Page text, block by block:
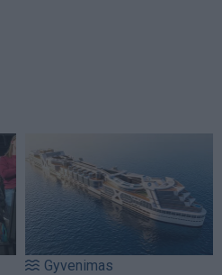
Gyvenimas